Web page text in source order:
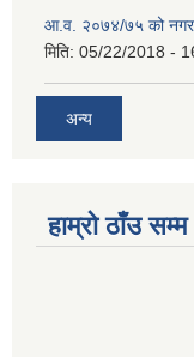
आ.व. २०७४/७५ को
मिति: 05/22/2018 -
अन्य
हाम्रो ठाँउ